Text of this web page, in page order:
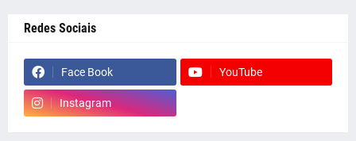
Redes Sociais
Face Book YouTube
Instagram